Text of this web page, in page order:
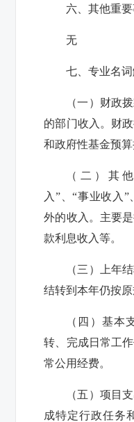
六、其他重
无
七、专业名
（一）财政
的部门收入。财
和政府性基金预算
（二）其
入”、“事业收入
外的收入。主要
款利息收入等。
（三）上年
结转到本年仍按
（四）基本
转、完成日常工
常公用经费。
（五）项目
成特定行政任务